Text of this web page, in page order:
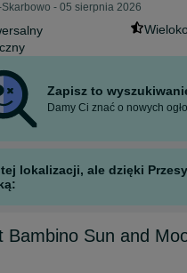
- 05 sierpnia 2026
Zapisz to
Damy Ci znać o nowych
lokalizacji, ale dzięki
Bambino Sun and